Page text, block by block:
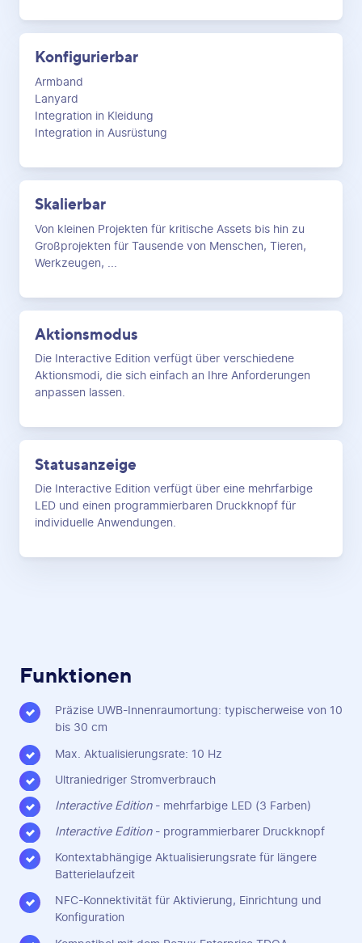
Konfigurierbar
Armband
Lanyard
Integration in Kleidung
Integration in Ausrüstung
Skalierbar
Von kleinen Projekten für kritische Assets bis hin zu
Großprojekten für Tausende von Menschen, Tieren,
Werkzeugen, ...
Aktionsmodus
Die Interactive Edition verfügt über verschiedene
Aktionsmodi, die sich einfach an Ihre Anforderungen
anpassen lassen.
Statusanzeige
Die Interactive Edition verfügt über eine mehrfarbige
LED und einen programmierbaren Druckknopf für
individuelle Anwendungen.
Funktionen
Präzise UWB-Innenraumortung: typischerweise von 10
bis 30 cm
Max. Aktualisierungsrate: 10 Hz
Ultraniedriger Stromverbrauch
Interactive Edition- mehrfarbige LED (3 Farben)
Interactive Edition- programmierbarer Druckknopf
Kontextabhängige Aktualisierungsrate für längere
Batterielaufzeit
NFC-Konnektivität für Aktivierung, Einrichtung und
Konfiguration